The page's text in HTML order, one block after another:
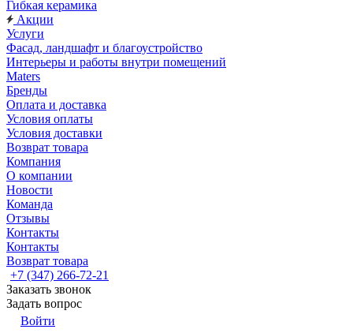
Гибкая керамика
Акции
Услуги
Фасад, ландшафт и благоустройство
Интерьеры и работы внутри помещений
Maters
Бренды
Оплата и доставка
Условия оплаты
Условия доставки
Возврат товара
Компания
О компании
Новости
Команда
Отзывы
Контакты
Контакты
Возврат товара
+7 (347) 266-72-21
Заказать звонок
Задать вопрос
Войти